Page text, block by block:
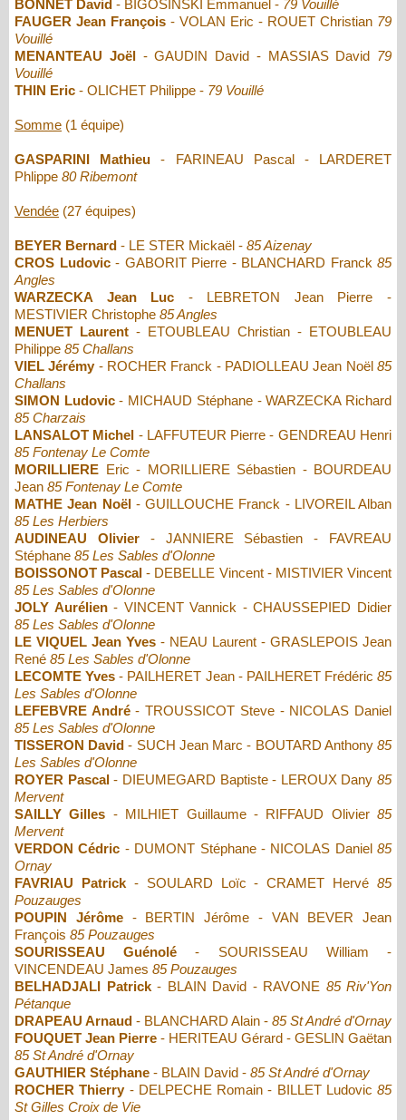
BONNET David - BIGOSINSKI Emmanuel - 79 Vouillé
FAUGER Jean François - VOLAN Eric - ROUET Christian 79
Vouillé
MENANTEAU Joël- GAUDIN David - MASSIAS David 79
Vouillé
THIN Eric - OLICHET Philippe - 79 Vouillé
Somme (1 équipe)
GASPARINI Mathieu - FARINEAU Pascal - LARDERET
Phlippe 80 Ribemont
Vendée (27 équipes)
BEYER Bernard - LE STER Mickaël - 85 Aizenay
CROS Ludovic- GABORIT Pierre - BLANCHARD Franck 85
Angles
WARZECKA Jean Luc - LEBRETON Jean Pierre -
MESTIVIER Christophe 85 Angles
MENUET Laurent - ETOUBLEAU Christian - ETOUBLEAU
Philippe 85 Challans
VIEL Jérémy- ROCHER Franck - PADIOLLEAU Jean Noël85
Challans
SIMON Ludovic- MICHAUD Stéphane - WARZECKA Richard
85 Charzais
LANSALOT Michel - LAFFUTEUR Pierre - GENDREAU Henri
85 Fontenay Le Comte
MORILLIERE Eric - MORILLIERE Sébastien - BOURDEAU
Jean 85 Fontenay Le Comte
MATHE Jean Noël- GUILLOUCHE Franck - LIVOREIL Alban
85 Les Herbiers
AUDINEAU Olivier- JANNIERE Sébastien - FAVREAU
Stéphane 85 Les Sables d'Olonne
BOISSONOT Pascal - DEBELLE Vincent - MISTIVIER Vincent
85 Les Sables d'Olonne
JOLY Aurélien- VINCENT Vannick - CHAUSSEPIED Didier
85 Les Sables d'Olonne
LE VIQUEL Jean Yves - NEAU Laurent - GRASLEPOIS Jean
René 85 Les Sables d'Olonne
LECOMTE Yves - PAILHERET Jean - PAILHERET Frédéric 85
Les Sables d'Olonne
LEFEBVRE André- TROUSSICOT Steve - NICOLAS Daniel
85 Les Sables d'Olonne
TISSERON David - SUCH Jean Marc - BOUTARD Anthony85
Les Sables d'Olonne
ROYER Pascal- DIEUMEGARD Baptiste - LEROUX Dany 85
Mervent
SAILLY Gilles - MILHIET Guillaume - RIFFAUD Olivier 85
Mervent
VERDON Cédric - DUMONT Stéphane - NICOLAS Daniel 85
Ornay
FAVRIAU Patrick- SOULARD Loïc - CRAMET Hervé 85
Pouzauges
POUPIN Jérôme- BERTIN Jérôme - VAN BEVER Jean
François 85 Pouzauges
SOURISSEAU Guénolé - SOURISSEAU William -
VINCENDEAU James 85 Pouzauges
BELHADJALI Patrick- BLAIN David - RAVONE 85 Riv'Yon
Pétanque
DRAPEAU Arnaud - BLANCHARD Alain - 85 St André d'Ornay
FOUQUET Jean Pierre - HERITEAU Gérard - GESLIN Gaëtan
85 St André d'Ornay
GAUTHIER Stéphane - BLAIN David - 85 St André d'Ornay
ROCHER Thierry- DELPECHE Romain - BILLET Ludovic 85
St Gilles Croix de Vie